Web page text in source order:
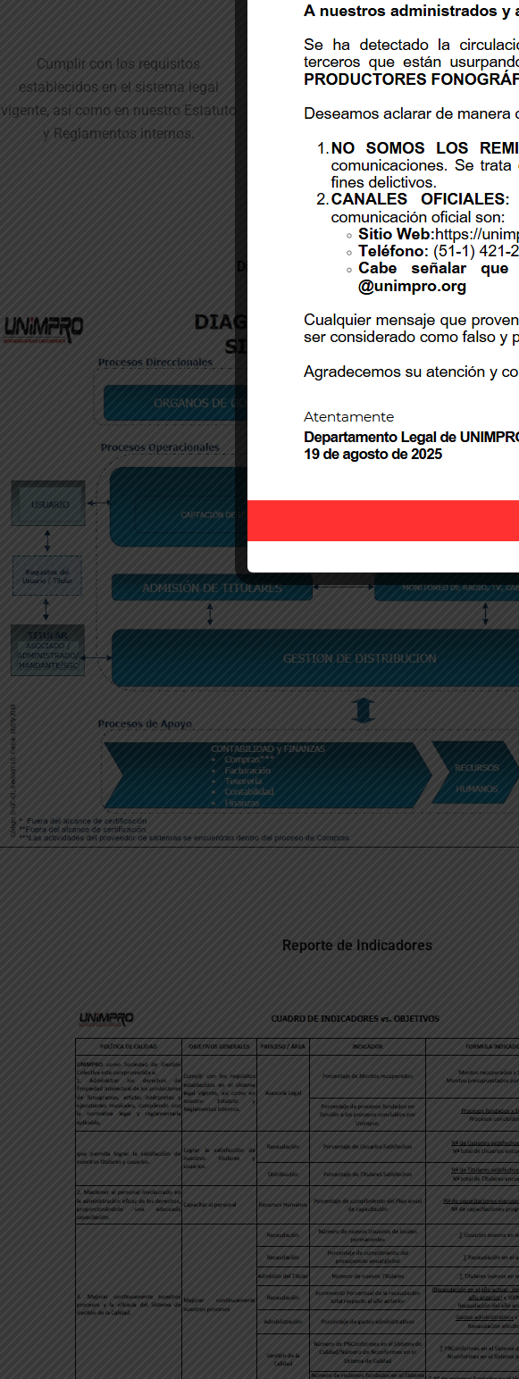
Cumplir con los requisitos
establecidos en el sistema legal
vigente, así como en nuestro Estatuto
y Reglamentos internos.
Capacitar al personal.
Diagrama de Interacción de Procesos
Reporte de Indicadores